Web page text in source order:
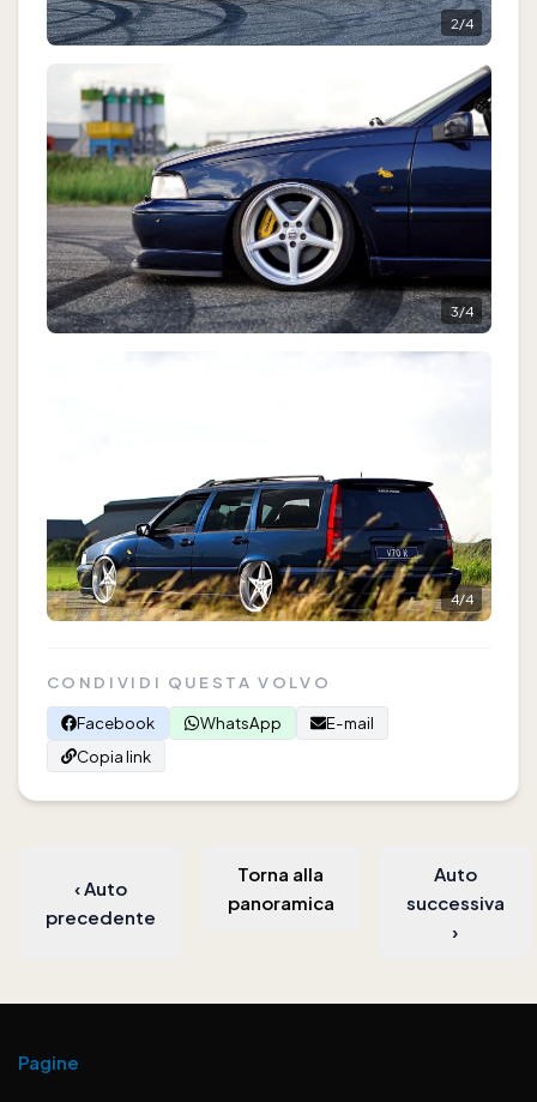
2/4
3/4
4/4
CONDIVIDI QUESTA VOLVO
Facebook
WhatsApp
E-mail
Copia link
‹ Auto
precedente
Torna alla
panoramica
Auto
successiva
›
Pagine